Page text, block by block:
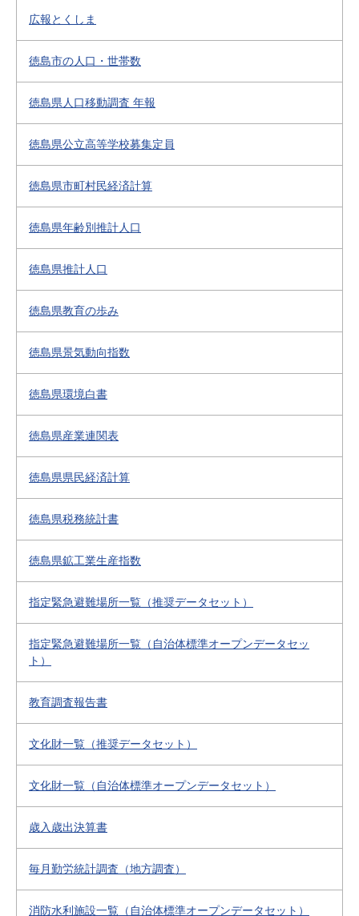
広報とくしま
徳島市の人口・世帯数
徳島県人口移動調査 年報
徳島県公立高等学校募集定員
徳島県市町村民経済計算
徳島県年齢別推計人口
徳島県推計人口
徳島県教育の歩み
徳島県景気動向指数
徳島県環境白書
徳島県産業連関表
徳島県県民経済計算
徳島県税務統計書
徳島県鉱工業生産指数
指定緊急避難場所一覧（推奨データセット）
指定緊急避難場所一覧（自治体標準オープンデータセッ
ト）
教育調査報告書
文化財一覧（推奨データセット）
文化財一覧（自治体標準オープンデータセット）
歳入歳出決算書
毎月勤労統計調査（地方調査）
消防水利施設一覧（自治体標準オープンデータセット）